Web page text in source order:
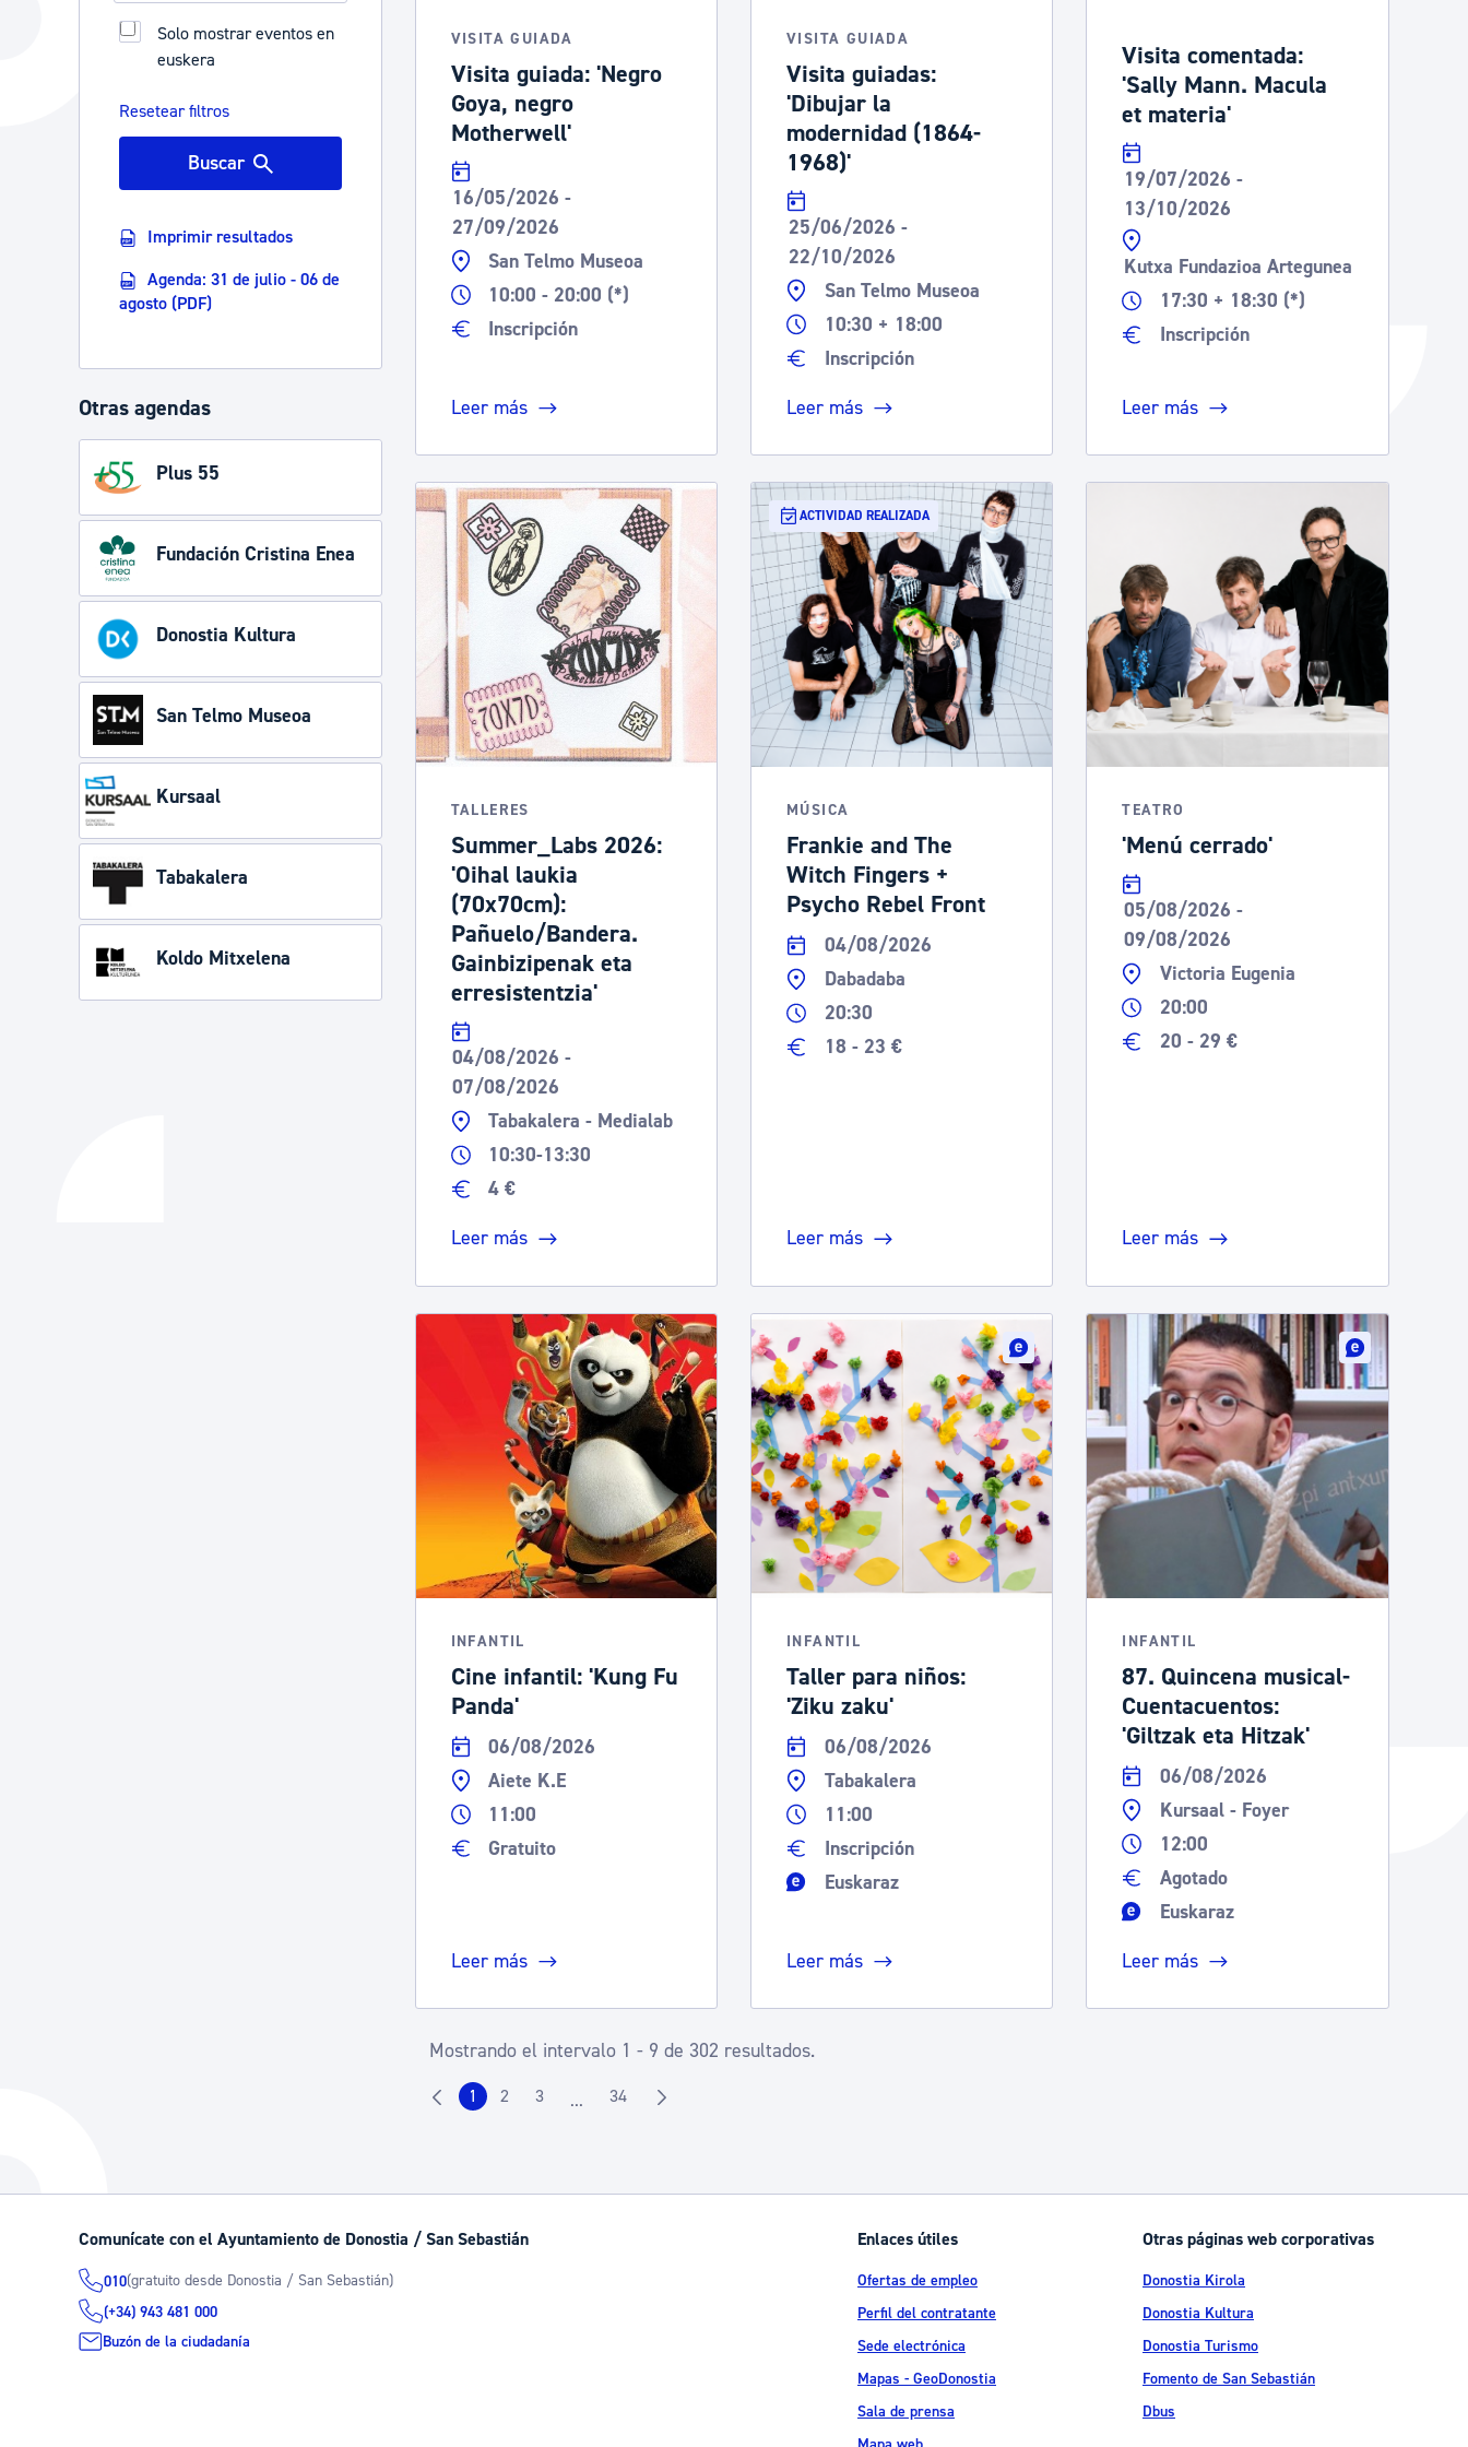
La ciudad
La ciudad ahora
Descubre la ciudad
La ciudad futura
Noticias
Avisos
Agenda cultural
Tablón de anuncios oficiales
Calendario fiscal
Portal de transparencia
Ayuda a la tramitación
Solo mostrar eventos en
euskera
Resetear filtros
Buscar
Imprimir resultados
Agenda: 31 de julio - 06 de
agosto (PDF)
Otras agendas
Plus 55
Fundación Cristina Enea
Donostia Kultura
San Telmo Museoa
Kursaal
Tabakalera
Koldo Mitxelena
VISITA GUIADA
Visita guiada: 'Negro
Goya, negro
Motherwell'
16/05/2026 -
27/09/2026
San Telmo Museoa
10:00 - 20:00 (*)
Inscripción
Leer más
VISITA GUIADA
Visita guiadas:
'Dibujar la
modernidad (1864-
1968)'
25/06/2026 -
22/10/2026
San Telmo Museoa
10:30 + 18:00
Inscripción
Leer más
Visita comentada:
'Sally Mann. Macula
et materia'
19/07/2026 -
13/10/2026
Kutxa Fundazioa Artegunea
17:30 + 18:30 (*)
Inscripción
Leer más
TALLERES
Summer_Labs 2026:
'Oihal laukia
(70x70cm):
Pañuelo/Bandera.
Gainbizipenak eta
erresistentzia'
04/08/2026 -
07/08/2026
Tabakalera - Medialab
10:30-13:30
4 €
Leer más
ACTIVIDAD REALIZADA
MÚSICA
Frankie and The
Witch Fingers +
Psycho Rebel Front
04/08/2026
Dabadaba
20:30
18 - 23 €
Leer más
TEATRO
'Menú cerrado'
05/08/2026 -
09/08/2026
Victoria Eugenia
20:00
20 - 29 €
Leer más
INFANTIL
Cine infantil: 'Kung Fu
Panda'
06/08/2026
Aiete K.E
11:00
Gratuito
Leer más
INFANTIL
Taller para niños:
'Ziku zaku'
06/08/2026
Tabakalera
11:00
Inscripción
Euskaraz
Leer más
INFANTIL
87. Quincena musical-
Cuentacuentos:
'Giltzak eta Hitzak'
06/08/2026
Kursaal - Foyer
12:00
Agotado
Euskaraz
Leer más
Mostrando el intervalo 1 - 9 de 302 resultados.
Página
1 Página
2 Página
3 ...Páginas intermedias Use TAB para desplazarse.
Página
34
Comunícate con el Ayuntamiento de Donostia / San Sebastián
010(gratuito desde Donostia / San Sebastián)
(+34) 943 481 000
Buzón de la ciudadanía
Enlaces útiles
Ofertas de empleo
Perfil del contratante
Sede electrónica
Mapas - GeoDonostia
Sala de prensa
Otras páginas web corporativas
Donostia Kirola
Donostia Kultura
Donostia Turismo
Fomento de San Sebastián
Dbus